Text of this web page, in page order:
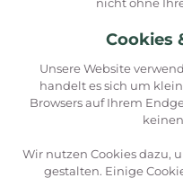
Cookies
Unsere Website
handelt es sich um
Browsers auf Ihrem
Wir nutzen Cookies dazu,
gestalten. Einige